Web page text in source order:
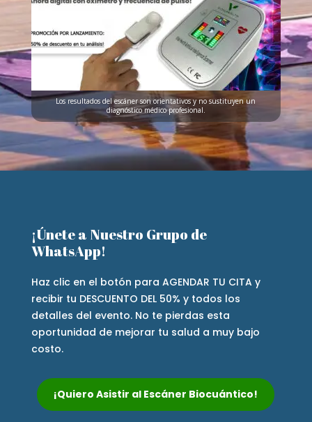
Los resultados del escáner son orientativos y no sustituyen un
diagnóstico médico profesional.
¡Únete a Nuestro Grupo de
WhatsApp!
Haz clic en el botón para AGENDAR TU CITA y
recibir tu DESCUENTO DEL 50% y todos los
detalles del evento. No te pierdas esta
oportunidad de mejorar tu salud a muy bajo
costo.
¡Quiero Asistir al Escáner Biocuántico!